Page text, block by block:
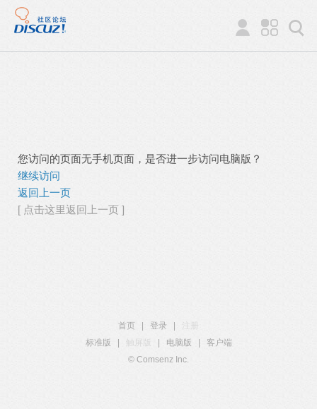
您访问的页面无手机页面，是否进一步访问电脑版？
继续访问
返回上一页
[ 点击这里返回上一页 ]
首页 登录
注册
标准版
触屏版 电脑版
客户端
© Comsenz Inc.